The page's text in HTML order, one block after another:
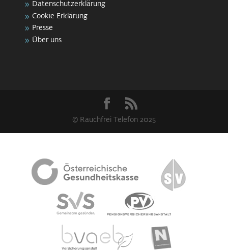
Datenschutzerklärung
Cookie Erklärung
Presse
Über uns
© Rauchfrei Telefon 2025